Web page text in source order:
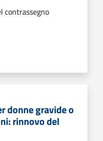
contrassegno
donne gravide o
rinnovo del